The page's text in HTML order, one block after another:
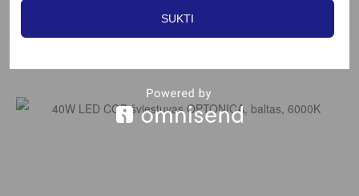
73.67€
SUKTI